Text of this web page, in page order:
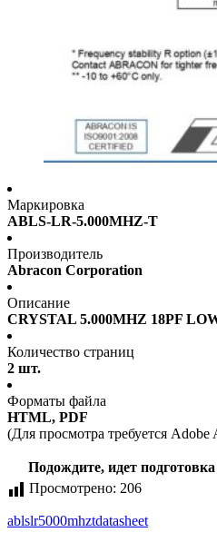
Маркировка
ABLS-LR-5.000MHZ-T
Производитель
Abracon Corporation
Описание
CRYSTAL 5.000MHZ 18PF
Количество страниц
2 шт.
Форматы файла
HTML, PDF
(Для просмотра требуется Adobe
Подождите, идет
Просмотрено: 206
ablslr5000mhztdatasheet